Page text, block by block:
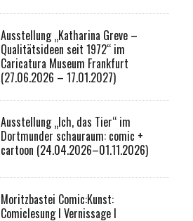
Ausstellung „Katharina Greve –
Qualitätsideen seit 1972“ im
Caricatura Museum Frankfurt
(27.06.2026 – 17.01.2027)
Ausstellung „Ich, das Tier“ im
Dortmunder schauraum: comic +
cartoon (24.04.2026–01.11.2026)
Moritzbastei Comic:Kunst:
Comiclesung I Vernissage I